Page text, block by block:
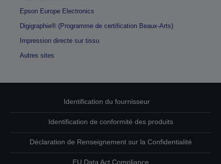
Epson Europe Electronics
Digigraphie® (Programme de certification Beaux-Arts)
Impression directe sur tissu
Autres sites
Identification du fournisseur
Identification de conformité des produits
Déclaration de Renseignement sur la Confidentialité
EU Data Act Compliance